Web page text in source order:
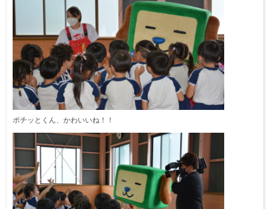
ポチッとくん、かわいいね！！